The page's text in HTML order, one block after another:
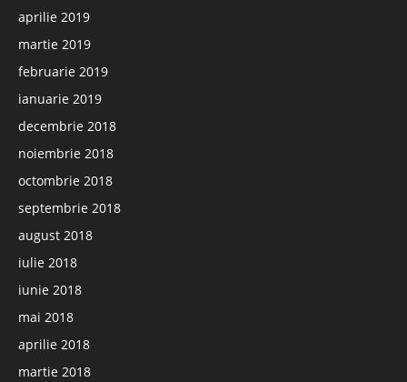
aprilie 2019
martie 2019
februarie 2019
ianuarie 2019
decembrie 2018
noiembrie 2018
octombrie 2018
septembrie 2018
august 2018
iulie 2018
iunie 2018
mai 2018
aprilie 2018
martie 2018